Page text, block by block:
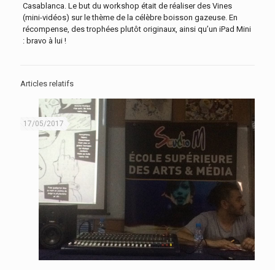
Casablanca. Le but du workshop était de réaliser des Vines
(mini-vidéos) sur le thème de la célèbre boisson gazeuse. En
récompense, des trophées plutôt originaux, ainsi qu’un iPad Mini
: bravo à lui !
Articles relatifs
17/05/2017